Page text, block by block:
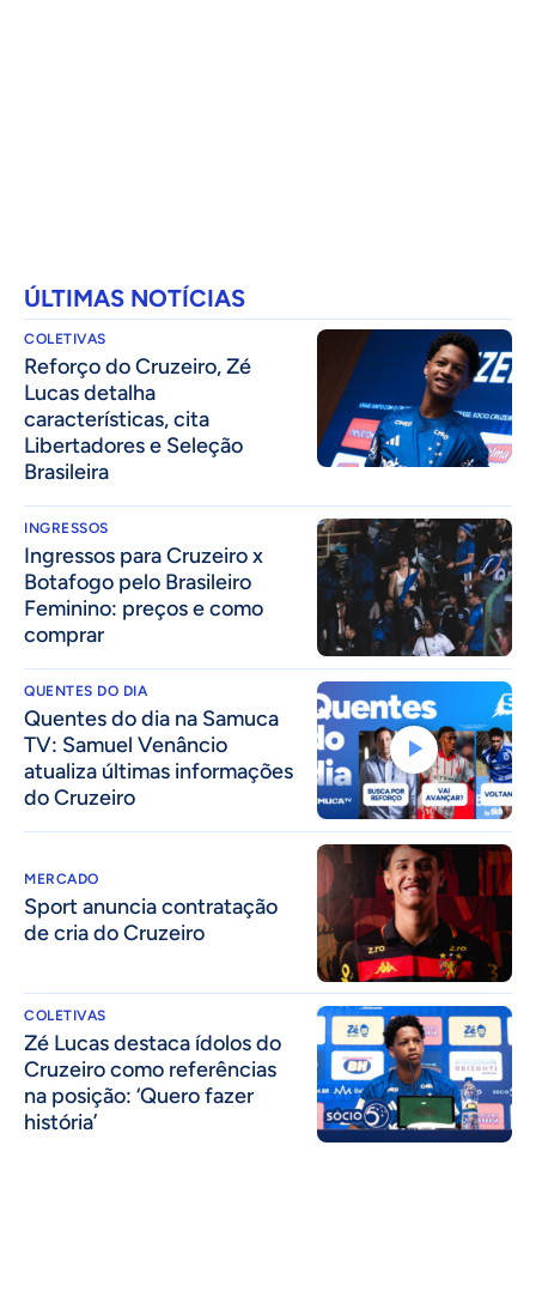
ÚLTIMAS NOTÍCIAS
COLETIVAS
⁠Reforço do Cruzeiro, Zé
Lucas detalha
características, cita
Libertadores e Seleção
Brasileira
INGRESSOS
Ingressos para Cruzeiro x
Botafogo pelo Brasileiro
Feminino: preços e como
comprar
QUENTES DO DIA
Quentes do dia na Samuca
TV: Samuel Venâncio
atualiza últimas informações
do Cruzeiro
MERCADO
Sport anuncia contratação
de cria do Cruzeiro
COLETIVAS
Zé Lucas destaca ídolos do
Cruzeiro como referências
na posição: ‘Quero fazer
história’